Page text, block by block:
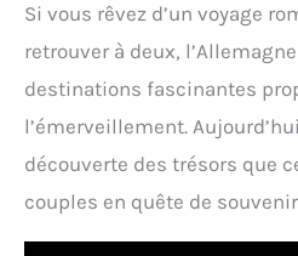
Si vous rêvez d’un voyage
retrouver à deux,
destinations fascinantes
l’émerveillement.
découverte des trésors que
couples en quête de